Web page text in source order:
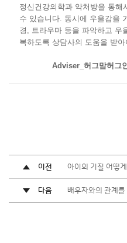
정신건강의학과 약처방을 통해
수 있습니다. 동시에 우울감을
경, 트라우마 등을 파악하고 우
복하도록 상담사의 도움을 받
Adviser_허그맘허그
이전 아이의 기질 어떻
다음 배우자와의 관계